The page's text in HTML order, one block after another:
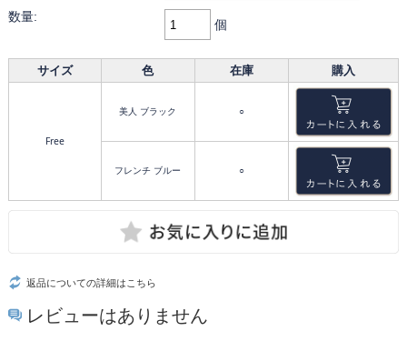
数量:
個
サイズ 色 在庫 購入
Free
美人 ブラック ○
フレンチ ブルー ○
返品についての詳細はこちら
レビューはありません